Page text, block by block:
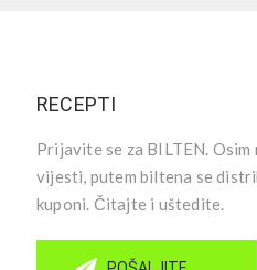
RECEPTI
Prijavite se za BILTEN.
vijesti, putem biltena se
kuponi. Čitajte i uštedite.